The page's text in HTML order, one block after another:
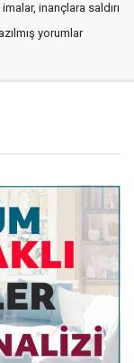
inançlara saldırı
yorumlar